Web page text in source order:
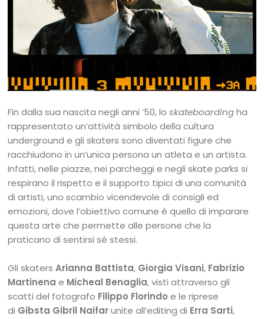
Fin dalla sua nascita negli anni ’50, loskateboardingha
rappresentato un’attività simbolo della cultura
underground e gli skaters sono diventati figure che
racchiudono in un’unica persona un atleta e un artista.
Infatti, nelle piazze, nei parcheggi e negli skate parks si
respirano il rispetto e il supporto tipici di una comunità
di artisti, uno scambio vicendevole di consigli ed
emozioni, dove l’obiettivo comune è quello di imparare
questa arte che permette alle persone che la
praticano di sentirsi sé stessi.
Gli skatersArianna Battista, Giorgia Visani, Fabrizio
Martinena e Micheal Benaglia, visti attraverso gli
scatti del fotografo Filippo Florindo e le riprese
di Gibsta Gibril Naifarunite all’editing di Erra Sarti,